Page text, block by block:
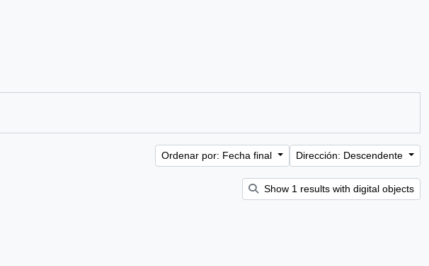
Ordenar por: Fecha final Dirección: Descendente
Show 1 results with digital objects